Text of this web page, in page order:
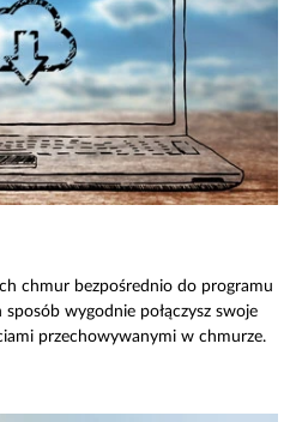
chmur bezpośrednio do programu
wygodnie połączysz swoje
przechowywanymi w chmurze.